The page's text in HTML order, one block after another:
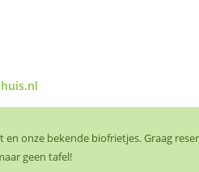
onze bekende biofrietjes. Graag
geen tafel!